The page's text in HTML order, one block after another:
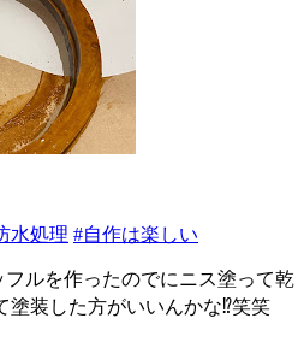
水処理 #自作は楽しい
ルを作ったのでにニス塗って乾
塗装した方がいいんかな⁉️笑笑